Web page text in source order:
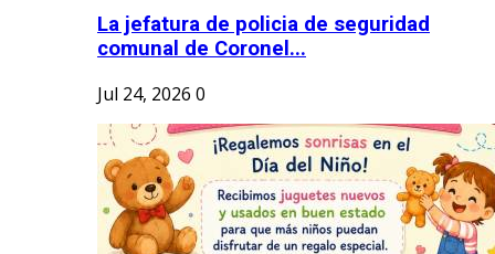
La jefatura de policia de seguridad
comunal de Coronel...
Jul 24, 2026 0